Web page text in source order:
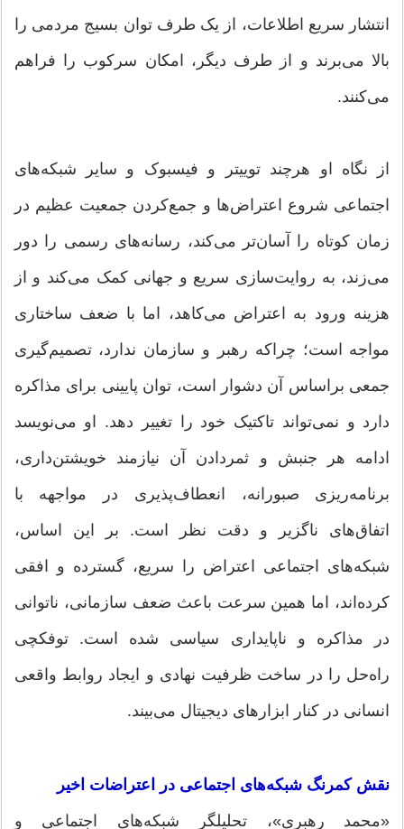
انتشار سریع اطلاعات، از یک طرف توان بسیج مردمی را
بالا می‌برند و از طرف دیگر، امکان سرکوب را فراهم
می‌کنند.
از نگاه او هرچند توییتر و فیسبوک و سایر شبکه‌های
اجتماعی شروع اعتراض‌ها و جمع‌کردن جمعیت عظیم در
زمان کوتاه را آسان‌تر می‌کند، رسانه‌های رسمی را دور
می‌زند، به روایت‌سازی سریع و جهانی کمک می‌کند و از
هزینه ورود به اعتراض می‌کاهد، اما با ضعف ساختاری
مواجه است؛ چراکه رهبر و سازمان ندارد، تصمیم‌گیری
جمعی براساس آن دشوار است، توان پایینی برای مذاکره
دارد و نمی‌تواند تاکتیک خود را تغییر دهد. او می‌نویسد
ادامه هر جنبش و ثمردادن آن نیازمند خویشتن‌داری،
برنامه‌ریزی صبورانه، انعطاف‌پذیری در مواجهه با
اتفاق‌های ناگزیر و دقت نظر است. بر این اساس،
شبکه‌های اجتماعی اعتراض را سریع‌، گسترده و افقی
کرده‌اند، اما همین سرعت باعث ضعف سازمانی، ناتوانی
در مذاکره و ناپایداری سیاسی شده است. توفکچی
راه‌حل را در ساخت ظرفیت نهادی و ایجاد روابط واقعی
انسانی در کنار ابزارهای دیجیتال می‌بیند.
نقش کمرنگ شبکه‌های اجتماعی در اعتراضات اخیر
«محمد رهبری»، تحلیلگر شبکه‌های اجتماعی و